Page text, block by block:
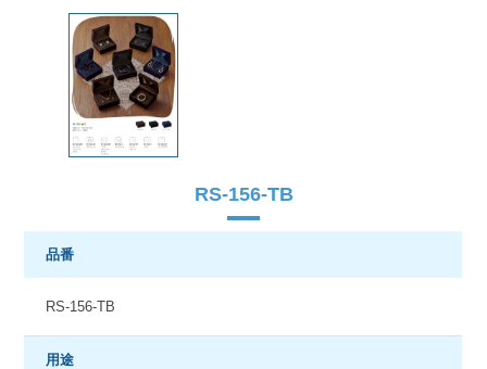
RS-156-TB
品番
RS-156-TB
用途